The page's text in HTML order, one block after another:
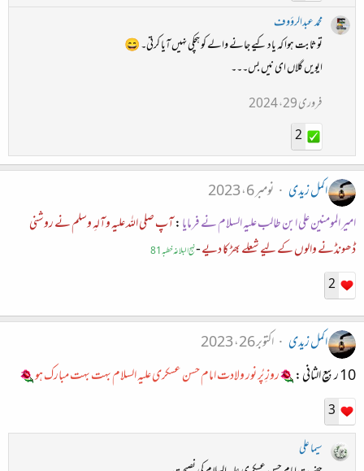
محمد عبدالرؤوف
تو ثابت ہوا کہ یاد کیے جانے والے کو ہچکی نہیں آیا کرتی۔ 😄
ایویں گلاں ای نیں بس۔۔۔
فروری 29، 2024
2
اکمل زیدی
نومبر 6، 2023
امیر المومنین علی ابن طالب علیہ السلام نے فرمایا:آپ صلی اللہ علیہ وآلہِ وسلم نے روشنی
ڈھونڈنے والوں کے لیے شعلے بھڑکا دیے-نہج البلاغہ خطبہ 81
2
اکمل زیدی
اکتوبر 26، 2023
10 ربیع الثانی :
روزِ پُر نور ولادت امام حسن عسکری علیہ السلام بہت بہت مبارک ہو
3
سیما علی